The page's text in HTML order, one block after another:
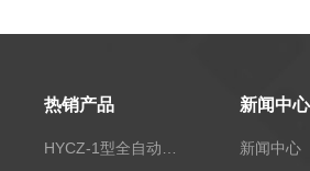
热销产品 新闻中心
新闻中心